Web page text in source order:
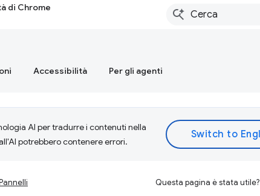
di Chrome
Accessibilità Per gli agenti
AI per tradurre i contenuti nella
potrebbero contenere errori.
Questa pagina è stata utile?